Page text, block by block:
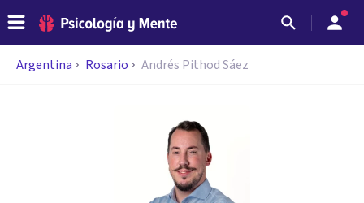
Argentina Rosario Andrés Pithod Sáez